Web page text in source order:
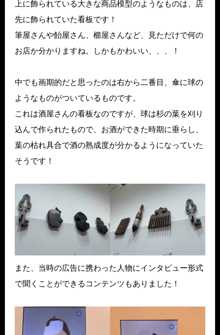
上に飾られている大きな商品模型のようなものは、店
先に飾られていた看板です！
筆屋さんや飴屋さん、櫛屋さんなど、見ただけで何の
お店か分かりますね。しかもかわいい、、、！
中でも画期的だと思ったのは右から二番目、傘に球の
ようなものがついているものです。
これは酒屋さんの看板なのですが、球は杉の葉を刈り
込んで作られたもので、お酒ができた時期に垂らし、
葉の枯れ具合で酒の熟成度が分かるようになっていた
そうです！
また、当時の広告に携わった人物にインタビュー形式
で聞くことができるコンテンツもありました！